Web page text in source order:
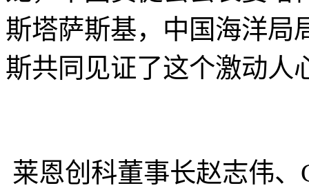
斯塔萨斯基，中国海洋局
斯共同见证了这个激动人
莱恩创科董事长赵志伟、